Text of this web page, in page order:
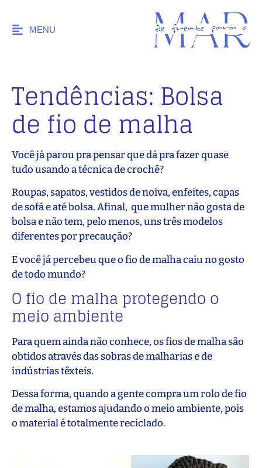
MENU
Tendências: Bolsa
de fio de malha
Você já parou pra pensar que dá pra fazer quase
tudo usando a técnica de crochê?
Roupas, sapatos, vestidos de noiva, enfeites, capas
de sofá e até bolsa. Afinal, que mulher não gosta de
bolsa e não tem, pelo menos, uns três modelos
diferentes por precaução?
E você já percebeu que o fio de malha caiu no gosto
de todo mundo?
O fio de malha protegendo o
meio ambiente
Para quem ainda não conhece, os fios de malha são
obtidos através das sobras de malharias e de
indústrias têxteis.
Dessa forma, quando a gente compra um rolo de fio
de malha, estamos ajudando o meio ambiente, pois
o material é totalmente reciclado.